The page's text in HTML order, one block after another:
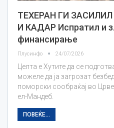
ТЕХЕРАН ГИ
И КАДАР Испратил и
финансирање
Плусинфо 24/07/2026
Целта е Хутите да се
можеле да ја загрозат
поморски сообраќај во
ел-Мандеб.
ПОВЕЌЕ...